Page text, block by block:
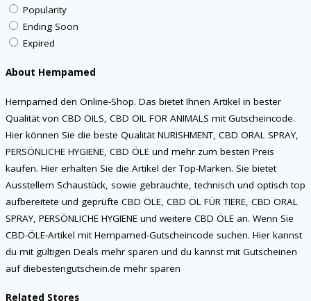
Popularity
Ending Soon
Expired
About Hempamed
Hempamed den Online-Shop. Das bietet Ihnen Artikel in bester
Qualität von CBD OILS, CBD OIL FOR ANIMALS mit Gutscheincode.
Hier können Sie die beste Qualität NURISHMENT, CBD ORAL SPRAY,
PERSÖNLICHE HYGIENE, CBD ÖLE und mehr zum besten Preis
kaufen. Hier erhalten Sie die Artikel der Top-Marken. Sie bietet
Ausstellern Schaustück, sowie gebrauchte, technisch und optisch top
aufbereitete und geprüfte CBD ÖLE, CBD ÖL FÜR TIERE, CBD ORAL
SPRAY, PERSÖNLICHE HYGIENE und weitere CBD ÖLE an. Wenn Sie
CBD-ÖLE-Artikel mit Hempamed-Gutscheincode suchen. Hier kannst
du mit gültigen Deals mehr sparen und du kannst mit Gutscheinen
auf diebestengutschein.de mehr sparen
Related Stores